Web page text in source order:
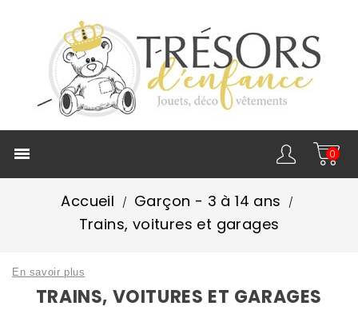
 0
Accueil
Garçon - 3 à 14 ans
Trains, voitures et garages
En savoir plus
TRAINS, VOITURES ET GARAGES